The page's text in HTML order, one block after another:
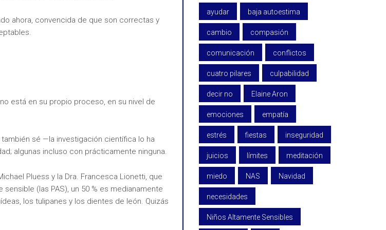
ahora, convencida de que son correctas y
está en su propio proceso, en su nivel de
sé —la investigación científica lo ha
algunas incluso con prácticamente ninguna.
Pluess y la Dra. Francesca Lionetti, que
(las PAS), un 50 % es medianamente
los tulipanes y los dientes de león. Quizás
ayudar baja autoestima
cambio compasión
comunicación conflictos
cuatro pilares culpabilidad
decir no Elaine Aron
emociones empatía
estrés fiestas inseguridad
juicios límites meditación
miedo NAS Navidad
necesidades
Niños Altamente Sensibles